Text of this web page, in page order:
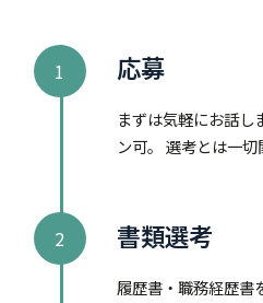
1 応募
まずは気軽にお話し
ン可。 選考とは一切
2 書類選考
履歴書・職務経歴書